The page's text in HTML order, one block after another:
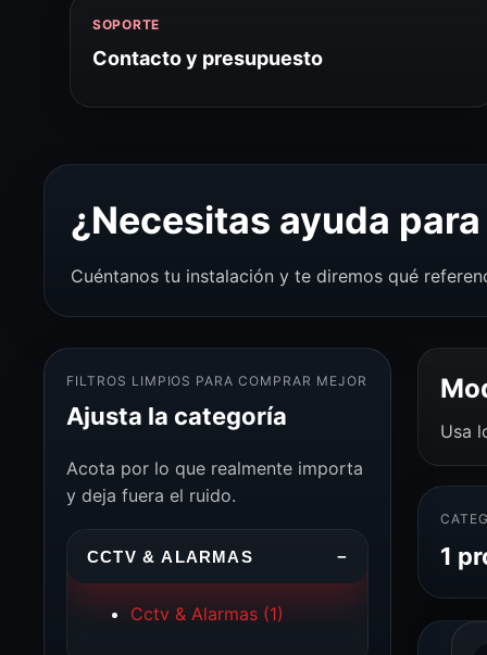
SOPORTE
Contacto y presupuesto
¿Necesitas ayuda
Cuéntanos tu instalación y te diremos qué
FILTROS LIMPIOS PARA COMPRAR MEJOR
Ajusta la categoría
Acota por lo que realmente importa
y deja fuera el ruido.
CCTV & ALARMAS −
Cctv & Alarmas (1)
Usa
1